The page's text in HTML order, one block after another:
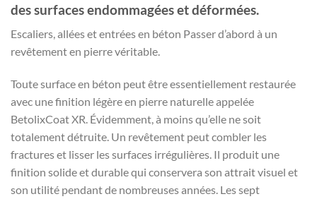
des surfaces endommagées et déformées.
Escaliers, allées et entrées en béton Passer d’abord à un
revêtement en pierre véritable.
Toute surface en béton peut être essentiellement restaurée
avec une finition légère en pierre naturelle appelée
BetolixCoat XR. Évidemment, à moins qu’elle ne soit
totalement détruite. Un revêtement peut combler les
fractures et lisser les surfaces irrégulières. Il produit une
finition solide et durable qui conservera son attrait visuel et
son utilité pendant de nombreuses années. Les sept